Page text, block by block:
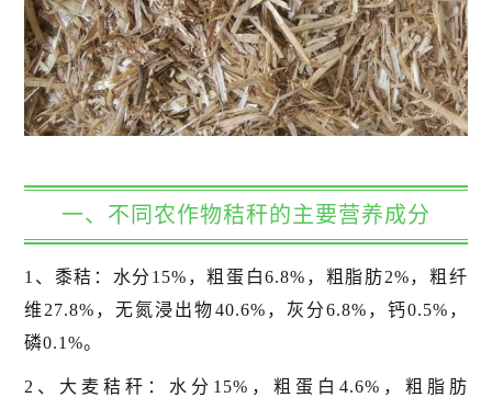
一、不同农作物秸秆的主要营养成分
1、黍秸：水分15%，粗蛋白6.8%，粗脂肪2%，粗纤
维27.8%，无氮浸出物40.6%，灰分6.8%，钙0.5%，
磷0.1%。
2、大麦秸秆：水分15%，粗蛋白4.6%，粗脂肪